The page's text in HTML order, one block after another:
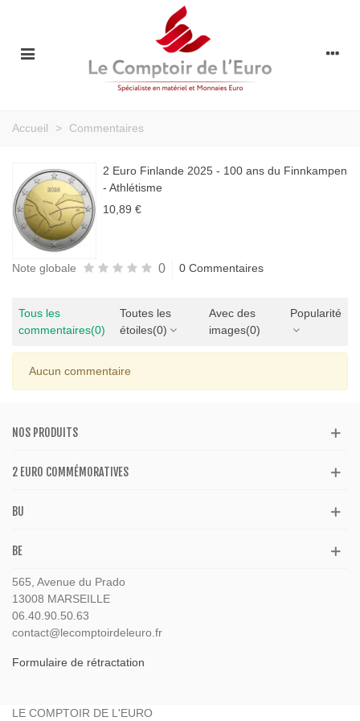
Accueil > Commentaires
2 Euro Finlande 2025 - 100 ans du Finnkampen
- Athlétisme
10,89 €
Note globale 0 0 Commentaires
Tous les
commentaires(0)
Toutes les
étoiles(0)
Avec des
images(0)
Popularité
Aucun commentaire
NOS PRODUITS
2 EURO COMMÉMORATIVES
BU
BE
565, Avenue du Prado
13008 MARSEILLE
06.40.90.50.63
contact@lecomptoirdeleuro.fr
Formulaire de rétractation
LE COMPTOIR DE L'EURO